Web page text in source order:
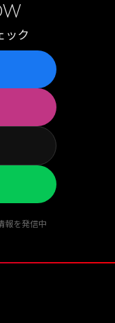
ック
報を発信中